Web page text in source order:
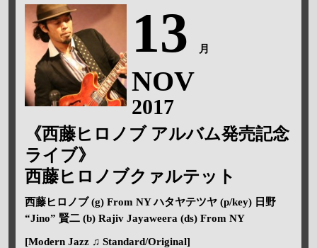
13 月
NOV
2017
《西藤ヒロノブ アルバム発売記念
ライブ》
西藤ヒロノブクァルテット
西藤ヒロノブ (g) From NY ハタヤテツヤ (p/key) 日野
“Jino” 賢二 (b) Rajiv Jayaweera (ds) From NY
[Modern Jazz ♫ Standard/Original]